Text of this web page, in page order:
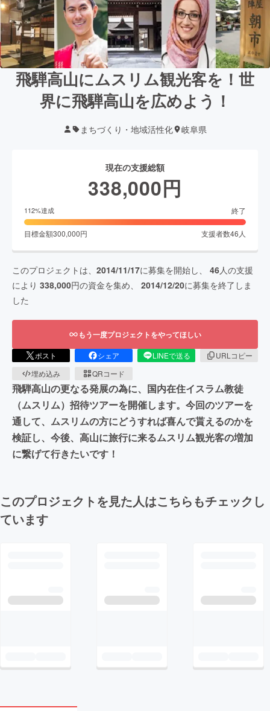
飛騨高山にムスリム観光客を！世
界に飛騨高山を広めよう！
まちづくり・地域活性化 岐阜県
現在の支援総額
338,000円
112%達成 終了
目標金額300,000円 支援者数46 人
このプロジェクトは、 2014/11/17に募集を開始し、 46人の支援
により 338,000円の資金を集め、 2014/12/20に募集を終了しま
した
もう一度プロジェクトをやってほしい
ポスト シェア LINEで送る
URLコピー
埋め込み
QRコード
飛騨高山の更なる発展の為に、国内在住イスラム教徒
（ムスリム）招待ツアーを開催します。今回のツアーを
通して、ムスリムの方にどうすれば喜んで貰えるのかを
検証し、今後、高山に旅行に来るムスリム観光客の増加
に繋げて行きたいです！
このプロジェクトを見た人はこちらもチェックし
ています